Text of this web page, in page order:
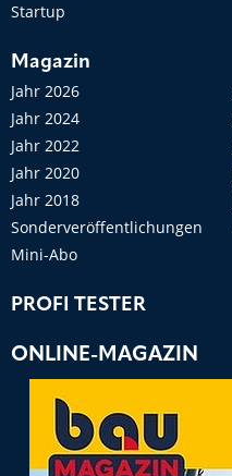
Startup
Magazin
Jahr 2026
Jahr 2024
Jahr 2022
Jahr 2020
Jahr 2018
Sonderveröffentlichungen
Mini-Abo
PROFI TESTER
ONLINE-MAGAZIN